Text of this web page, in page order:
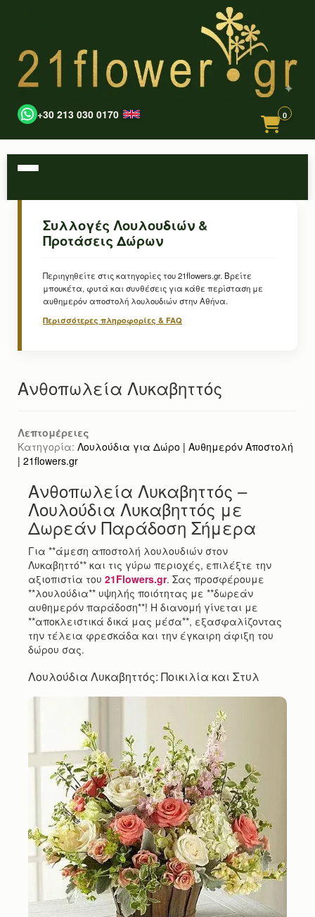
+30 213 030 0170 0
Συλλογές Λουλουδιών &
Προτάσεις Δώρων
Περιηγηθείτε στις κατηγορίες του 21flowers.gr. Βρείτε
μπουκέτα, φυτά και συνθέσεις για κάθε περίσταση με
αυθημερόν αποστολή λουλουδιών στην Αθήνα.
Περισσότερες πληροφορίες & FAQ
Ανθοπωλεία Λυκαβηττός
Λεπτομέρειες
Κατηγορία: Λουλούδια για Δώρο | Αυθημερόν Αποστολή
| 21flowers.gr
Ανθοπωλεία Λυκαβηττός –
Λουλούδια Λυκαβηττός με
Δωρεάν Παράδοση Σήμερα
Για **άμεση αποστολή λουλουδιών στον
Λυκαβηττό** και τις γύρω περιοχές, επιλέξτε την
αξιοπιστία του 21Flowers.gr. Σας προσφέρουμε
**λουλούδια** υψηλής ποιότητας με **δωρεάν
αυθημερόν παράδοση**! Η διανομή γίνεται με
**αποκλειστικά δικά μας μέσα**, εξασφαλίζοντας
την τέλεια φρεσκάδα και την έγκαιρη άφιξη του
δώρου σας.
Λουλούδια Λυκαβηττός: Ποικιλία και Στυλ